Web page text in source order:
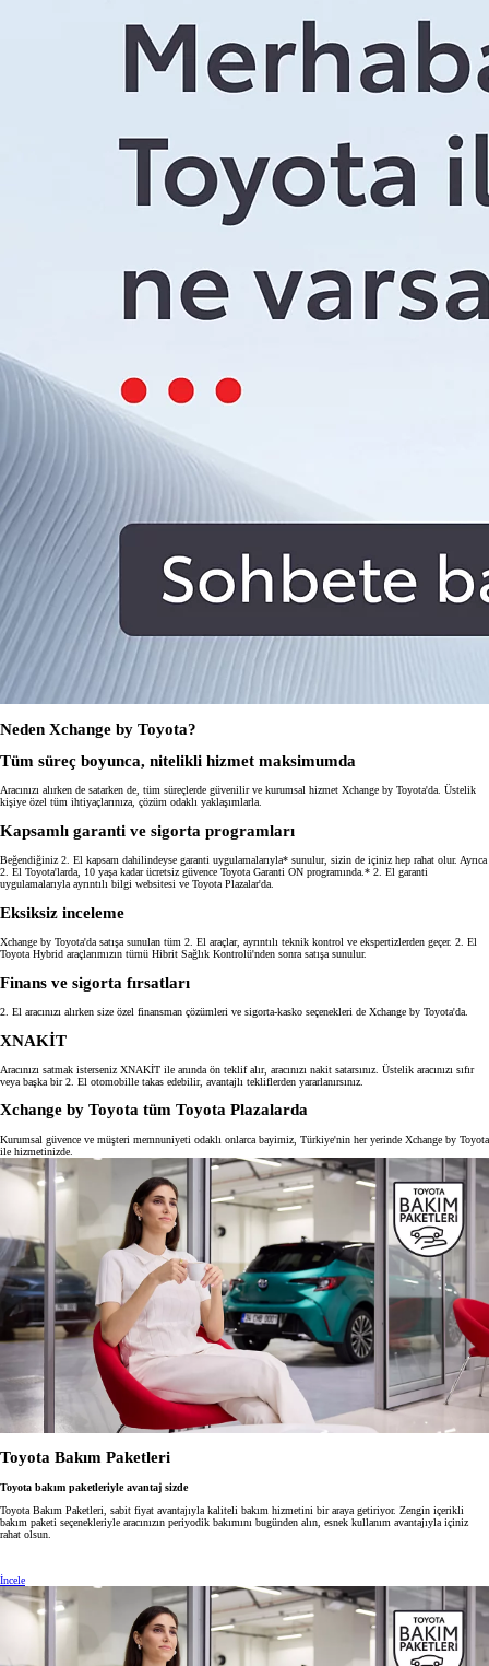
Neden Xchange by Toyota?
Tüm süreç boyunca, nitelikli hizmet maksimumda
Aracınızı alırken de satarken de, tüm süreçlerde güvenilir ve kurumsal hizmet Xchange by Toyota'da. Üstelik
kişiye özel tüm ihtiyaçlarınıza, çözüm odaklı yaklaşımlarla.
Kapsamlı garanti ve sigorta programları
Beğendiğiniz 2. El kapsam dahilindeyse garanti uygulamalarıyla* sunulur, sizin de içiniz hep rahat olur. Ayrıca
2. El Toyota'larda, 10 yaşa kadar ücretsiz güvence Toyota Garanti ON programında.* 2. El garanti
uygulamalarıyla ayrıntılı bilgi websitesi ve Toyota Plazalar'da.
Eksiksiz inceleme
Xchange by Toyota'da satışa sunulan tüm 2. El araçlar, ayrıntılı teknik kontrol ve ekspertizlerden geçer. 2. El
Toyota Hybrid araçlarımızın tümü Hibrit Sağlık Kontrolü'nden sonra satışa sunulur.
Finans ve sigorta fırsatları
2. El aracınızı alırken size özel finansman çözümleri ve sigorta-kasko seçenekleri de Xchange by Toyota'da.
XNAKİT
Aracınızı satmak isterseniz XNAKİT ile anında ön teklif alır, aracınızı nakit satarsınız. Üstelik aracınızı sıfır
veya başka bir 2. El otomobille takas edebilir, avantajlı tekliflerden yararlanırsınız.
Xchange by Toyota tüm Toyota Plazalarda
Kurumsal güvence ve müşteri memnuniyeti odaklı onlarca bayimiz, Türkiye'nin her yerinde Xchange by Toyota
ile hizmetinizde.
Toyota Bakım Paketleri
Toyota bakım paketleriyle avantaj sizde
Toyota Bakım Paketleri, sabit fiyat avantajıyla kaliteli bakım hizmetini bir araya getiriyor. Zengin içerikli
bakım paketi seçenekleriyle aracınızın periyodik bakımını bugünden alın, esnek kullanım avantajıyla içiniz
rahat olsun.
İncele